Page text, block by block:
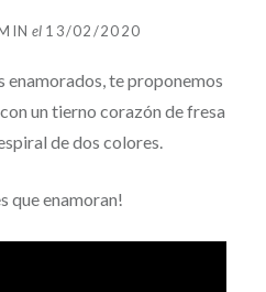
el 13/02/2020
enamorados, te proponemos
un tierno corazón de fresa
de dos colores.
que enamoran!